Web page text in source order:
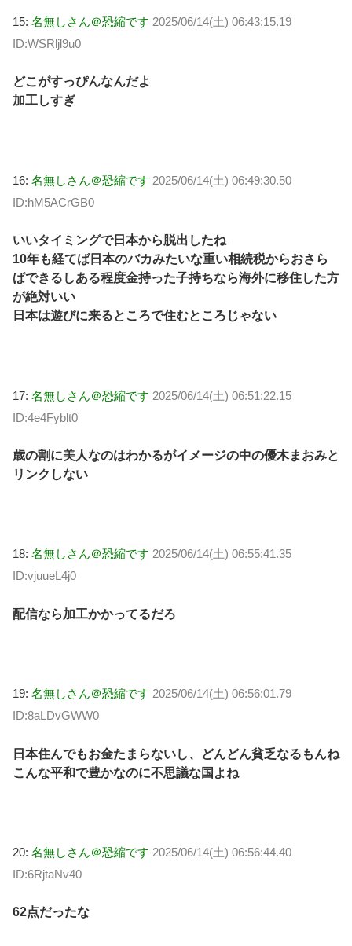
15: 名無しさん＠恐縮です 2025/06/14(土) 06:43:15.19
ID:WSRljl9u0
どこがすっぴんなんだよ
加工しすぎ
16: 名無しさん＠恐縮です 2025/06/14(土) 06:49:30.50
ID:hM5ACrGB0
いいタイミングで日本から脱出したね
10年も経てば日本のバカみたいな重い相続税からおさら
ばできるしある程度金持った子持ちなら海外に移住した方
が絶対いい
日本は遊びに来るところで住むところじゃない
17: 名無しさん＠恐縮です 2025/06/14(土) 06:51:22.15
ID:4e4Fyblt0
歳の割に美人なのはわかるがイメージの中の優木まおみと
リンクしない
18: 名無しさん＠恐縮です 2025/06/14(土) 06:55:41.35
ID:vjuueL4j0
配信なら加工かかってるだろ
19: 名無しさん＠恐縮です 2025/06/14(土) 06:56:01.79
ID:8aLDvGWW0
日本住んでもお金たまらないし、どんどん貧乏なるもんね
こんな平和で豊かなのに不思議な国よね
20: 名無しさん＠恐縮です 2025/06/14(土) 06:56:44.40
ID:6RjtaNv40
62点だったな